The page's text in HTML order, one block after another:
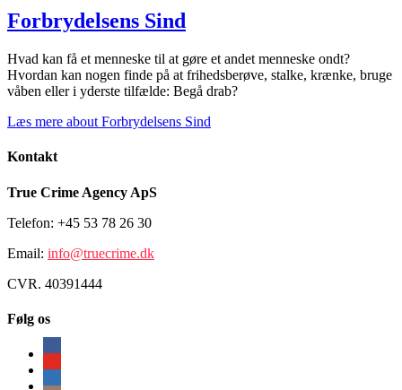
Forbrydelsens Sind
Hvad kan få et menneske til at gøre et andet menneske ondt?
Hvordan kan nogen finde på at frihedsberøve, stalke, krænke, bruge
våben eller i yderste tilfælde: Begå drab?
Læs mere about Forbrydelsens Sind
Kontakt
True Crime Agency ApS
Telefon: +45 53 78 26 30
Email: info@truecrime.dk
CVR. 40391444
Følg os